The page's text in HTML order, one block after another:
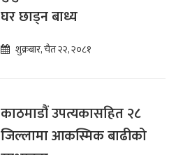
घर छाड्न बाध्य
शुक्रबार, चैत २२, २०८१
काठमाडौं उपत्यकासहित २८
जिल्लामा आकस्मिक बाढीको